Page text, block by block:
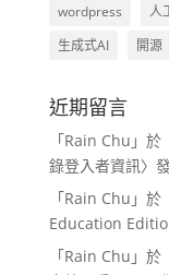
wordpress
人
生成式AI
開源
近期留言
「Rain Chu 」於
錄登入者資訊〉
「Rain Chu 」於
Education
「Rain Chu 」於